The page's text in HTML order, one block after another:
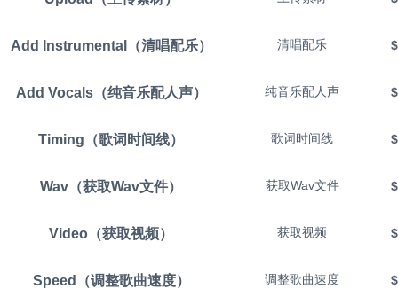
Add Instrumental（清唱配乐） 清唱配乐
Add Vocals（纯音乐配人声） 纯音乐配人声
Timing（歌词时间线） 歌词时间线
Wav（获取Wav文件） 获取Wav文件
Video（获取视频） 获取视频
Speed（调整歌曲速度） 调整歌曲速度